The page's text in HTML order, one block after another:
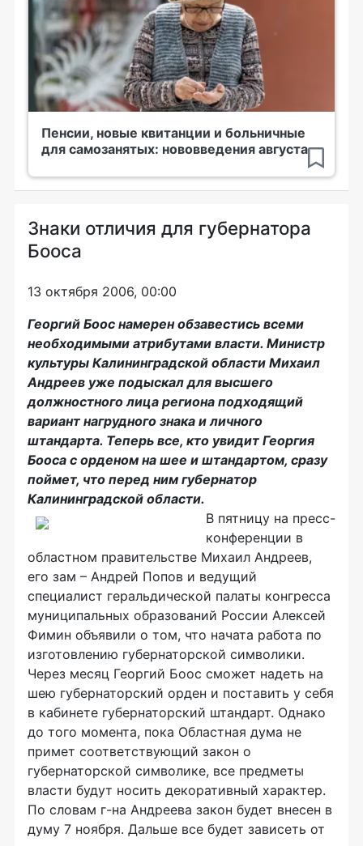
Пенсии, новые квитанции и больничные
для самозанятых: нововведения августа
Знаки отличия для губернатора
Бооса
13 октября 2006, 00:00
Георгий Боос намерен обзавестись всеми
необходимыми атрибутами власти. Министр
культуры Калининградской области Михаил
Андреев уже подыскал для высшего
должностного лица региона подходящий
вариант нагрудного знака и личного
штандарта. Теперь все, кто увидит Георгия
Бооса с орденом на шее и штандартом, сразу
поймет, что перед ним губернатор
Калининградской области.
В пятницу на пресс-
конференции в
областном правительстве Михаил Андреев,
его зам – Андрей Попов и ведущий
специалист геральдической палаты конгресса
муниципальных образований России Алексей
Фимин объявили о том, что начата работа по
изготовлению губернаторской символики.
Через месяц Георгий Боос сможет надеть на
шею губернаторский орден и поставить у себя
в кабинете губернаторский штандарт. Однако
до того момента, пока Областная дума не
примет соответствующий закон о
губернаторской символике, все предметы
власти будут носить декоративный характер.
По словам г-на Андреева закон будет внесен в
думу 7 ноября. Дальше все будет зависеть от